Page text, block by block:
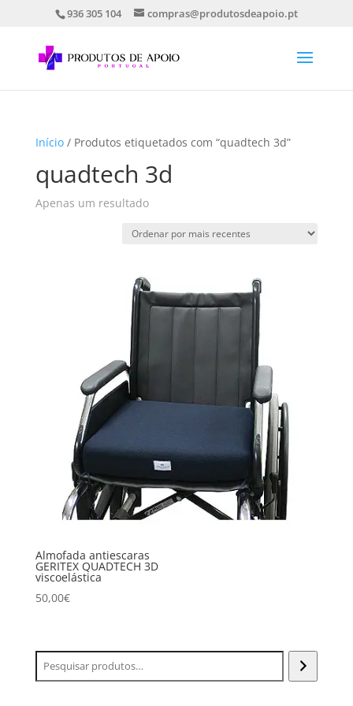
936 305 104 compras@produtosdeapoio.pt
Início/ Produtos etiquetados com “quadtech 3d”
quadtech 3d
Apenas um resultado
Almofada antiescaras
GERITEX QUADTECH 3D
viscoelástica
50,00€